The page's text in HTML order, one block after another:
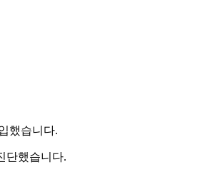
했습니다.
단했습니다.